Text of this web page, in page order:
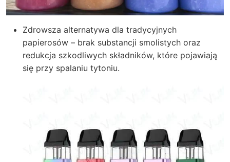
Zdrowsza alternatywa dla tradycyjnych
papierosów – brak substancji smolistych oraz
redukcja szkodliwych składników, które pojawiają
się przy spalaniu tytoniu.